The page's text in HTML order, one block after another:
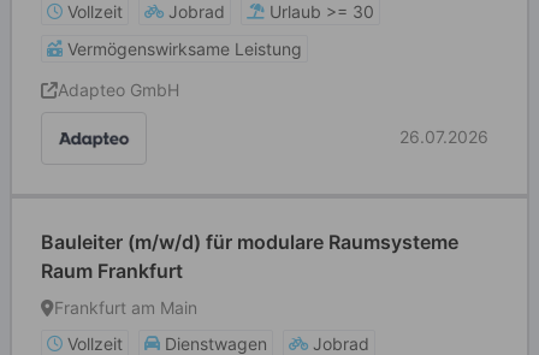
Vollzeit
Jobrad
Urlaub >= 30
Vermögenswirksame Leistung
Adapteo GmbH
26.07.2026
Bauleiter (m/w/d) für modulare Raumsysteme
Raum Frankfurt
Frankfurt am Main
Vollzeit
Dienstwagen
Jobrad